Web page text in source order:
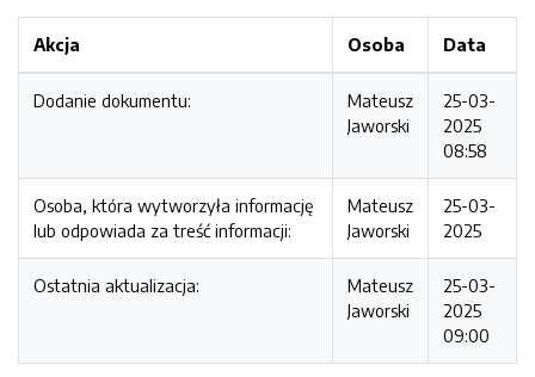
Akcja Osoba Data
Dodanie dokumentu:
Mateusz
Jaworski
25-03-
2025
08:58
Osoba, która wytworzyła informację
lub odpowiada za treść informacji:
Mateusz
Jaworski
25-03-
2025
Ostatnia aktualizacja:
Mateusz
Jaworski
25-03-
2025
09:00